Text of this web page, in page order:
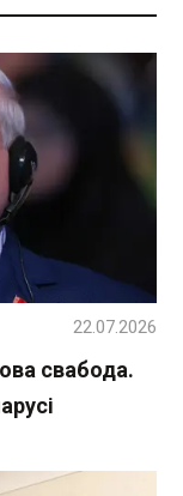
свабода.
22.07.2026